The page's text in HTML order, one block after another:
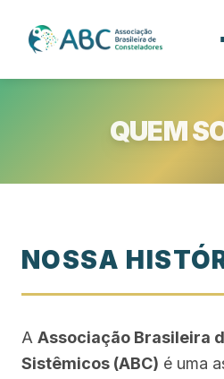
QUEM
NOSSA
A Associação Brasileira
Sistêmicos (ABC) é uma